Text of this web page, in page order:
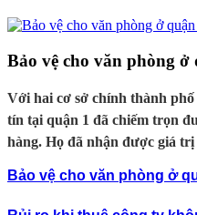
Bảo vệ cho văn phòng ở
Với hai cơ sở chính thành
tín tại quận 1 đã chiếm trọn
hàng. Họ đã nhận được giá
Bảo vệ cho văn phòng ở